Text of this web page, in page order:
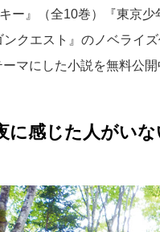
ー』（全10巻）『東京
ンクエスト』のノベライ
マにした小説を無料公開
に感じた人がい